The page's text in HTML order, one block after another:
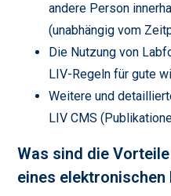
andere Person
(unabhängig vom
Die Nutzung von
LIV-Regeln für gute
Weitere und
LIV CMS
Was sind die
eines